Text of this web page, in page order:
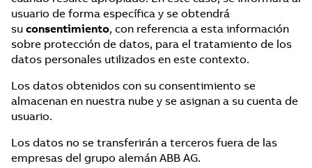
usuario de forma específica y se obtendrá
suconsentimiento, con referencia a esta información
sobre protección de datos, para el tratamiento de los
datos personales utilizados en este contexto.
Los datos obtenidos con su consentimiento se
almacenan en nuestra nube y se asignan a su cuenta de
usuario.
Los datos no se transferirán a terceros fuera de las
empresas del grupo alemán ABB AG.